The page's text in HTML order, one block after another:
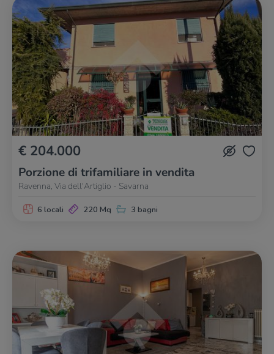
€ 204.000
Porzione di trifamiliare in vendita
Ravenna, Via dell'Artiglio - Savarna
6 locali 220 Mq 3 bagni